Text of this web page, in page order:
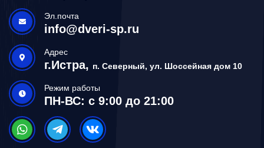
Эл.почта
info@dveri-sp.ru
Адрес
г.Истра, п. Северный, ул. Шоссейная дом 10
Режим работы
ПН-ВС: с 9:00 до 21:00